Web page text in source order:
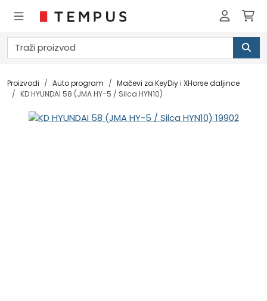
Proizvodi Auto program
Mačevi za KeyDiy i XHorse daljince
KD HYUNDAI 58 (JMA HY-5 / Silca HYN10)